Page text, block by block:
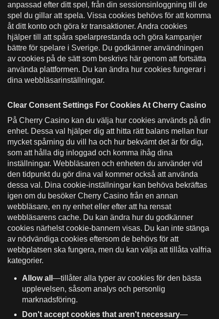
anpassad efter ditt spel, från din sessionsinloggning till de
spel du gillar att spela. Vissa cookies behövs för att komma
åt ditt konto och göra kr transaktioner. Andra cookies
hjälper till att spåra spelarprestanda och göra kampanjer
bättre för spelare i Sverige. Du godkänner användningen
av cookies på de sätt som beskrivs här genom att fortsätta
använda plattformen. Du kan ändra hur cookies fungerar i
dina webbläsarinställningar.
Clear Consent Settings For Cookies At Cherry Casino
På Cherry Casino kan du välja hur cookies används på din
enhet. Dessa val hjälper dig att hitta rätt balans mellan hur
mycket spårning du vill ha och hur bekvämt det är för dig,
som att hålla dig inloggad och komma ihåg dina
inställningar. Webbläsaren och enheten du använder vid
den tidpunkt du gör dina val kommer också att använda
dessa val. Dina cookie-inställningar kan behöva bekräftas
igen om du besöker Cherry Casino från en annan
webbläsare, en ny enhet eller efter att ha rensat
webbläsarens cache. Du kan ändra hur du godkänner
cookies närhelst cookie-bannern visas. Du kan inte stänga
av nödvändiga cookies eftersom de behövs för att
webbplatsen ska fungera, men du kan välja att tillåta valfria
kategorier.
Allow all —tillåter alla typer av cookies för den bästa
upplevelsen, såsom analys och personlig
marknadsföring.
Don't accept cookies that aren't necessary—